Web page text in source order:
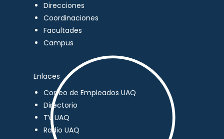
Direcciones
Coordinaciones
Facultades
Campus
Enlaces
Correo de Empleados UAQ
Directorio
TV UAQ
Radio UAQ